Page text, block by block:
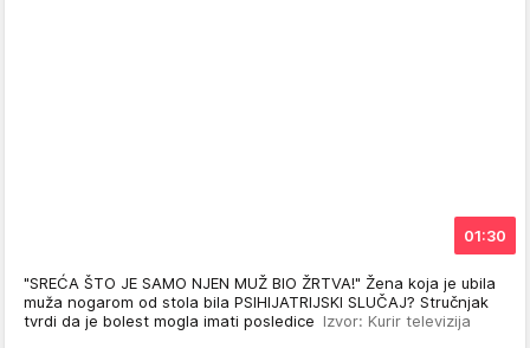
01:30
"SREĆA ŠTO JE SAMO NJEN MUŽ BIO ŽRTVA!" Žena koja je ubila
muža nogarom od stola bila PSIHIJATRIJSKI SLUČAJ? Stručnjak
tvrdi da je bolest mogla imati posledice Izvor: Kurir televizija